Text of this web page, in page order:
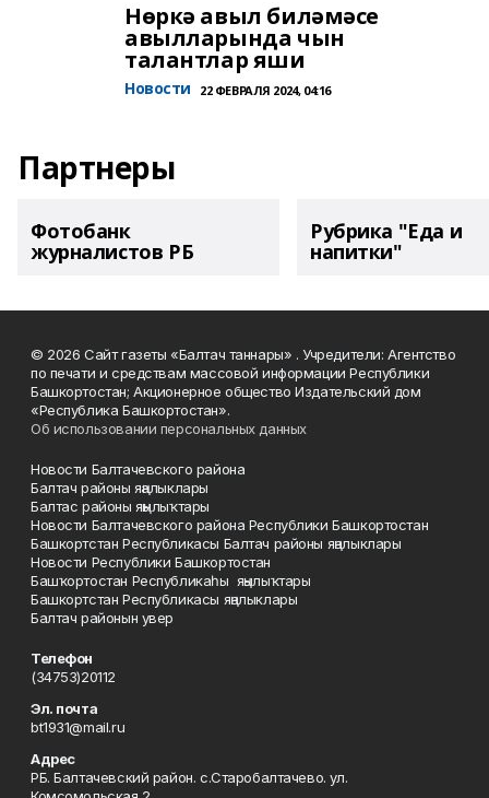
Нөркә авыл биләмәсе
авылларында чын
талантлар яши
Новости 22 ФЕВРАЛЯ 2024, 04:16
Партнеры
Фотобанк
журналистов РБ
Рубрика "Еда и
напитки"
© 2026 Сайт газеты «Балтач таннары» . Учредители: Агентство
по печати и средствам массовой информации Республики
Башкортостан; Акционерное общество Издательский дом
«Республика Башкортостан».
Об использовании персональных данных
Новости Балтачевского района
Балтач районы яңалыклары
Балтас районы яңылыҡтары
Новости Балтачевского района Республики Башкортостан
Башкортстан Республикасы Балтач районы яңалыклары
Новости Республики Башкортостан
Башҡортостан Республикаһы яңылыҡтары
Башкортстан Республикасы яңалыклары
Балтач районын увер
Телефон
(34753)20112
Эл. почта
bt1931@mail.ru
Адрес
РБ. Балтачевский район. с.Старобалтачево. ул.